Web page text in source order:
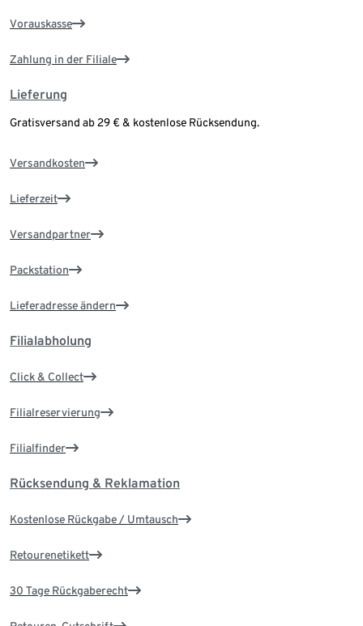
Vorauskasse
Zahlung in der Filiale
Lieferung
Gratisversand ab 29 € & kostenlose Rücksendung.
Versandkosten
Lieferzeit
Versandpartner
Packstation
Lieferadresse ändern
Filialabholung
Click & Collect
Filialreservierung
Filialfinder
Rücksendung & Reklamation
Kostenlose Rückgabe / Umtausch
Retourenetikett
30 Tage Rückgaberecht